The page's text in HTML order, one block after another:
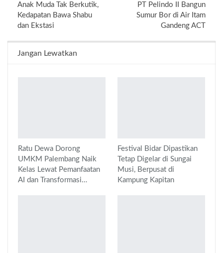
Anak Muda Tak Berkutik,
Kedapatan Bawa Shabu
dan Ekstasi
PT Pelindo II Bangun
Sumur Bor di Air Itam
Gandeng ACT
Jangan Lewatkan
Ratu Dewa Dorong
UMKM Palembang Naik
Kelas Lewat Pemanfaatan
AI dan Transformasi…
Festival Bidar Dipastikan
Tetap Digelar di Sungai
Musi, Berpusat di
Kampung Kapitan